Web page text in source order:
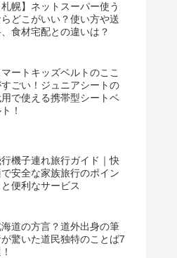
札幌】ネットスーパー使う
らどこがいい？使い方や送
食材宅配との違いは？
マートキッズベルトのここ
ごい！ジュニアシートの
で使える携帯型シートベ
！
機子連れ旅行ガイド｜快
安全な家族旅行のポイン
と便利なサービス
道の方言？道外出身の筆
驚いた道民独特のことば7